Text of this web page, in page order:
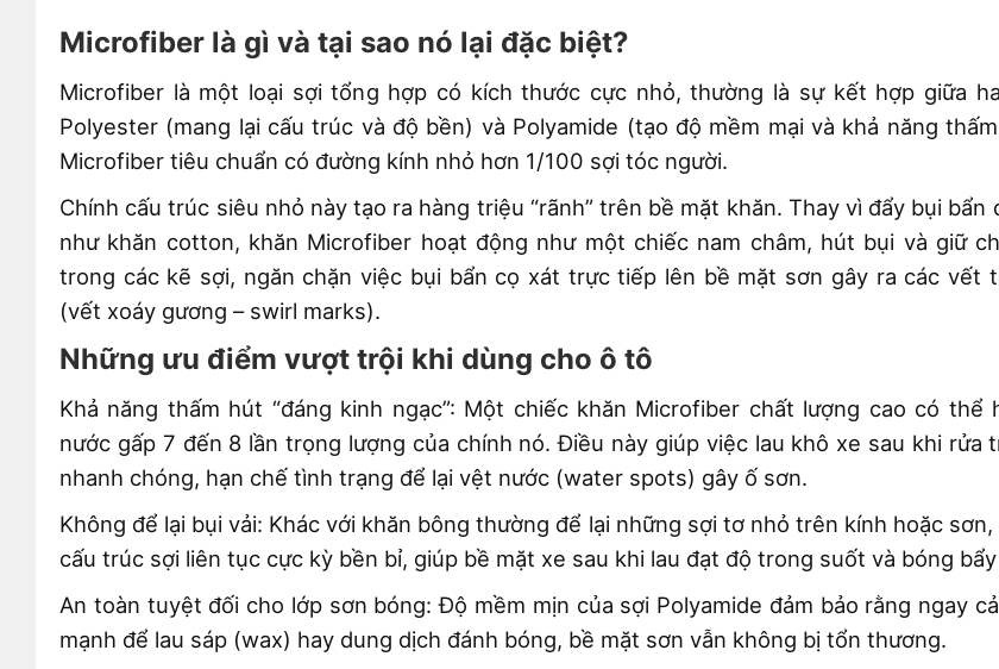
Microfiber là gì và tại sao nó lại đặc biệt?
Microfiber là một loại sợi tổng hợp có kích thước cực nhỏ, thường là sự kết hợp giữa
Polyester (mang lại cấu trúc và độ bền) và Polyamide (tạo độ mềm mại và khả năng
Microfiber tiêu chuẩn có đường kính nhỏ hơn 1/100 sợi tóc người.
Chính cấu trúc siêu nhỏ này tạo ra hàng triệu “rãnh” trên bề mặt khăn. Thay vì đẩy bụi bẩn
như khăn cotton, khăn Microfiber hoạt động như một chiếc nam châm, hút bụi và giữ
trong các kẽ sợi, ngăn chặn việc bụi bẩn cọ xát trực tiếp lên bề mặt sơn gây ra các vết
(vết xoáy gương – swirl marks).
Những ưu điểm vượt trội khi dùng cho ô tô
Khả năng thấm hút “đáng kinh ngạc”: Một chiếc khăn Microfiber chất lượng cao có thể
nước gấp 7 đến 8 lần trọng lượng của chính nó. Điều này giúp việc lau khô xe sau khi rửa
nhanh chóng, hạn chế tình trạng để lại vệt nước (water spots) gây ố sơn.
Không để lại bụi vải: Khác với khăn bông thường để lại những sợi tơ nhỏ trên kính hoặc
cấu trúc sợi liên tục cực kỳ bền bỉ, giúp bề mặt xe sau khi lau đạt độ trong suốt và bóng
An toàn tuyệt đối cho lớp sơn bóng: Độ mềm mịn của sợi Polyamide đảm bảo rằng ngay
mạnh để lau sáp (wax) hay dung dịch đánh bóng, bề mặt sơn vẫn không bị tổn thương.